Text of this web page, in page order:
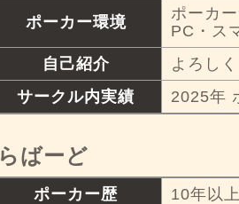
ポーカー環境
ポーカ
PC・ス
自己紹介
よろし
サークル内実績
2025年
らばーど
ポーカー歴 10年以